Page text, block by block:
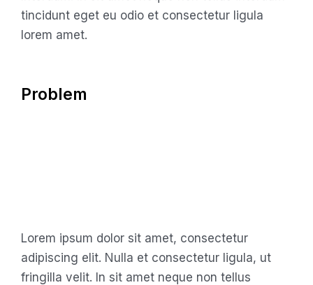
tincidunt eget eu odio et consectetur ligula
lorem amet.
Problem
Lorem ipsum dolor sit amet, consectetur
adipiscing elit. Nulla et consectetur ligula, ut
fringilla velit. In sit amet neque non tellus